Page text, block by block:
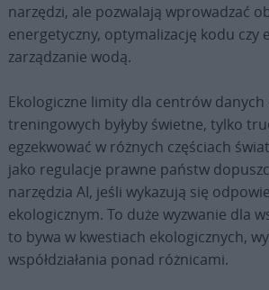
narzędzi, ale pozwalają wprowadzać
energetyczny, optymalizację kodu czy
zarządzanie wodą.
Ekologiczne limity dla centrów danych
treningowych byłyby świetne, tylko
egzekwować w różnych częściach
jako regulacje prawne państw
narzędzia AI, jeśli wykazują się
ekologicznym. To duże wyzwanie dla
to bywa w kwestiach ekologicznych,
współdziałania ponad różnicami.